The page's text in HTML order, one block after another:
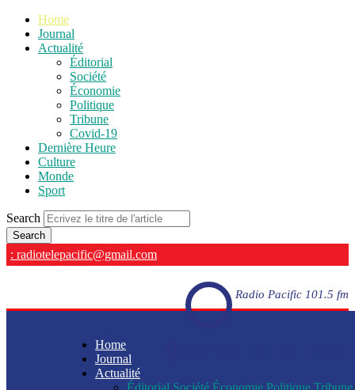
Home
Journal
Actualité
Éditorial
Société
Économie
Politique
Tribune
Covid-19
Dernière Heure
Culture
Monde
Sport
Search
: radiotelepacific@gmail.com
Radio Pacific 101.5 fm
Home
Journal
Actualité
Éditorial Société Économie Politique Tribune